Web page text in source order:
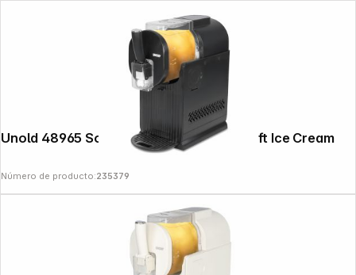
Unold 48965 Sofia black 2in1 Slush- & Soft Ice Cream
Número de producto:235379